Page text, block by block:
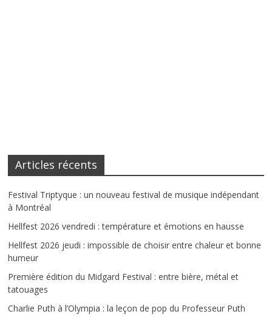
Articles récents
Festival Triptyque : un nouveau festival de musique indépendant
à Montréal
Hellfest 2026 vendredi : température et émotions en hausse
Hellfest 2026 jeudi : impossible de choisir entre chaleur et bonne
humeur
Première édition du Midgard Festival : entre bière, métal et
tatouages
Charlie Puth à l’Olympia : la leçon de pop du Professeur Puth